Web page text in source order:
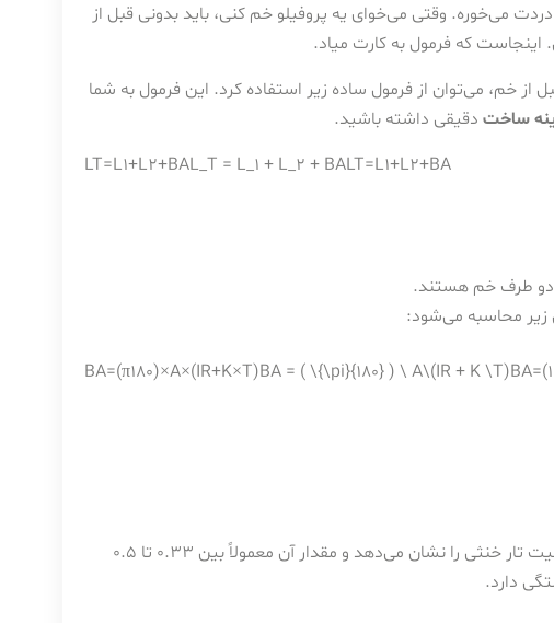
می‌خوره. وقتی می‌خوای یه پروفیلو خم کنی، باید بدونی قبل از
که فرمول به کارت میاد.
از خم، می‌توان از فرمول ساده زیر استفاده کرد. این فرمول به شما
ساخت دقیقی داشته باشید.
LT=L1+L2+BAL_T = L_1 + L_2 + BALT=L1+L2+BA
طرف خم هستند.
BA=(π180)×A×(IR+K×T)BA = ( \{\pi}{180} ) \ A\(IR + K \T)BA=(
: فاکتور K (K-Factor)، یک ضریب بی‌بعد است که موقعیت تار خنثی را نشان می‌دهد و مقدار آن معمولاً بین 0.33 تا 0.5
دارد.